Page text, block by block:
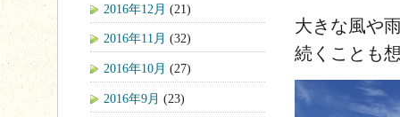
大きな風や
続くことも
2016年12月 (21)
2016年11月 (32)
2016年10月 (27)
2016年9月 (23)